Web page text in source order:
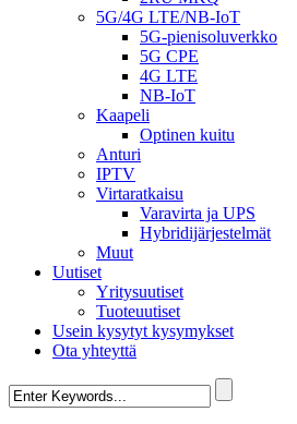
5G/4G LTE/NB-IoT
5G-pienisoluverkko
5G CPE
4G LTE
NB-IoT
Kaapeli
Optinen kuitu
Anturi
IPTV
Virtaratkaisu
Varavirta ja UPS
Hybridijärjestelmät
Muut
Uutiset
Yritysuutiset
Tuoteuutiset
Usein kysytyt kysymykset
Ota yhteyttä